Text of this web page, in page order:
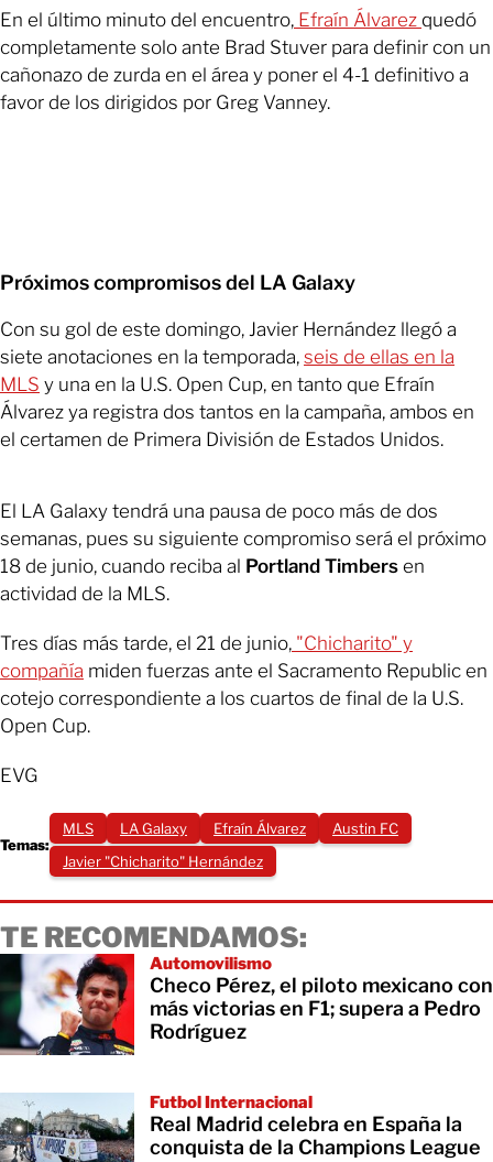
En el último minuto del encuentro, Efraín Álvarez quedó
completamente solo ante Brad Stuver para definir con un
cañonazo de zurda en el área y poner el 4-1 definitivo a
favor de los dirigidos por Greg Vanney.
Próximos compromisos del LA Galaxy
Con su gol de este domingo, Javier Hernández llegó a
siete anotaciones en la temporada, seis de ellas en la
MLS y una en la U.S. Open Cup, en tanto que Efraín
Álvarez ya registra dos tantos en la campaña, ambos en
el certamen de Primera División de Estados Unidos.
El LA Galaxy tendrá una pausa de poco más de dos
semanas, pues su siguiente compromiso será el próximo
18 de junio, cuando reciba al Portland Timbers en
actividad de la MLS.
Tres días más tarde, el 21 de junio, "Chicharito" y
compañía miden fuerzas ante el Sacramento Republic en
cotejo correspondiente a los cuartos de final de la U.S.
Open Cup.
EVG
Temas:
MLS LA Galaxy Efraín Álvarez
Austin FC
Javier "Chicharito" Hernández
TE RECOMENDAMOS:
Automovilismo
Checo Pérez, el piloto mexicano con
más victorias en F1; supera a Pedro
Rodríguez
Futbol Internacional
Real Madrid celebra en España la
conquista de la Champions League